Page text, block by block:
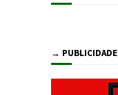
→ PUBLICIDADE